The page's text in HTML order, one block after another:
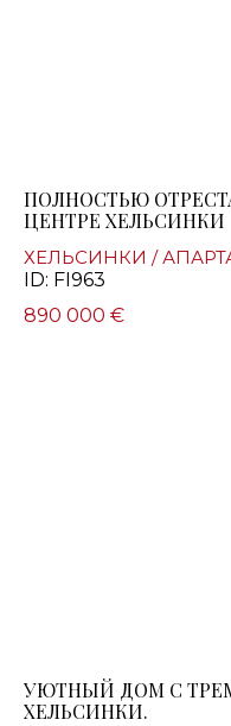
ПОЛНОСТЬЮ
ЦЕНТРЕ ХЕЛЬСИНКИ
ХЕЛЬСИНКИ /
ID: FI963
890 000 €
УЮТНЫЙ ДОМ С
ХЕЛЬСИНКИ.